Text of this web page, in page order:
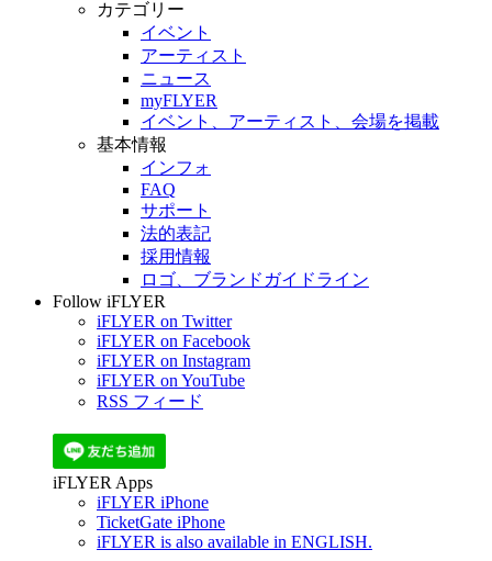
カテゴリー
イベント
アーティスト
ニュース
myFLYER
イベント、アーティスト、会場を掲載
基本情報
インフォ
FAQ
サポート
法的表記
採用情報
ロゴ、ブランドガイドライン
Follow iFLYER
iFLYER on Twitter
iFLYER on Facebook
iFLYER on Instagram
iFLYER on YouTube
RSS フィード
iFLYER Apps
iFLYER iPhone
TicketGate iPhone
iFLYER is also available in ENGLISH.